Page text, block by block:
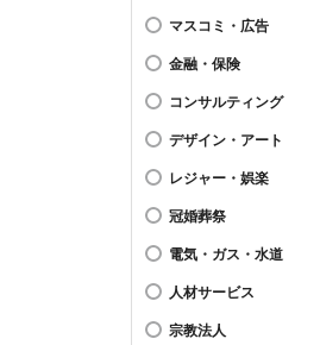
マスコミ・広告
金融・保険
コンサルティング
デザイン・アート
レジャー・娯楽
冠婚葬祭
電気・ガス・水道
人材サービス
宗教法人